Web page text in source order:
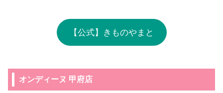
【公式】きものやまと
オンディーヌ 甲府店